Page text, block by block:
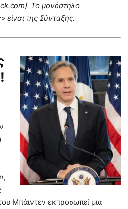
com). Το μονόστηλο
είναι της Σύνταξης.
Μπάιντεν εκπροσωπεί μια